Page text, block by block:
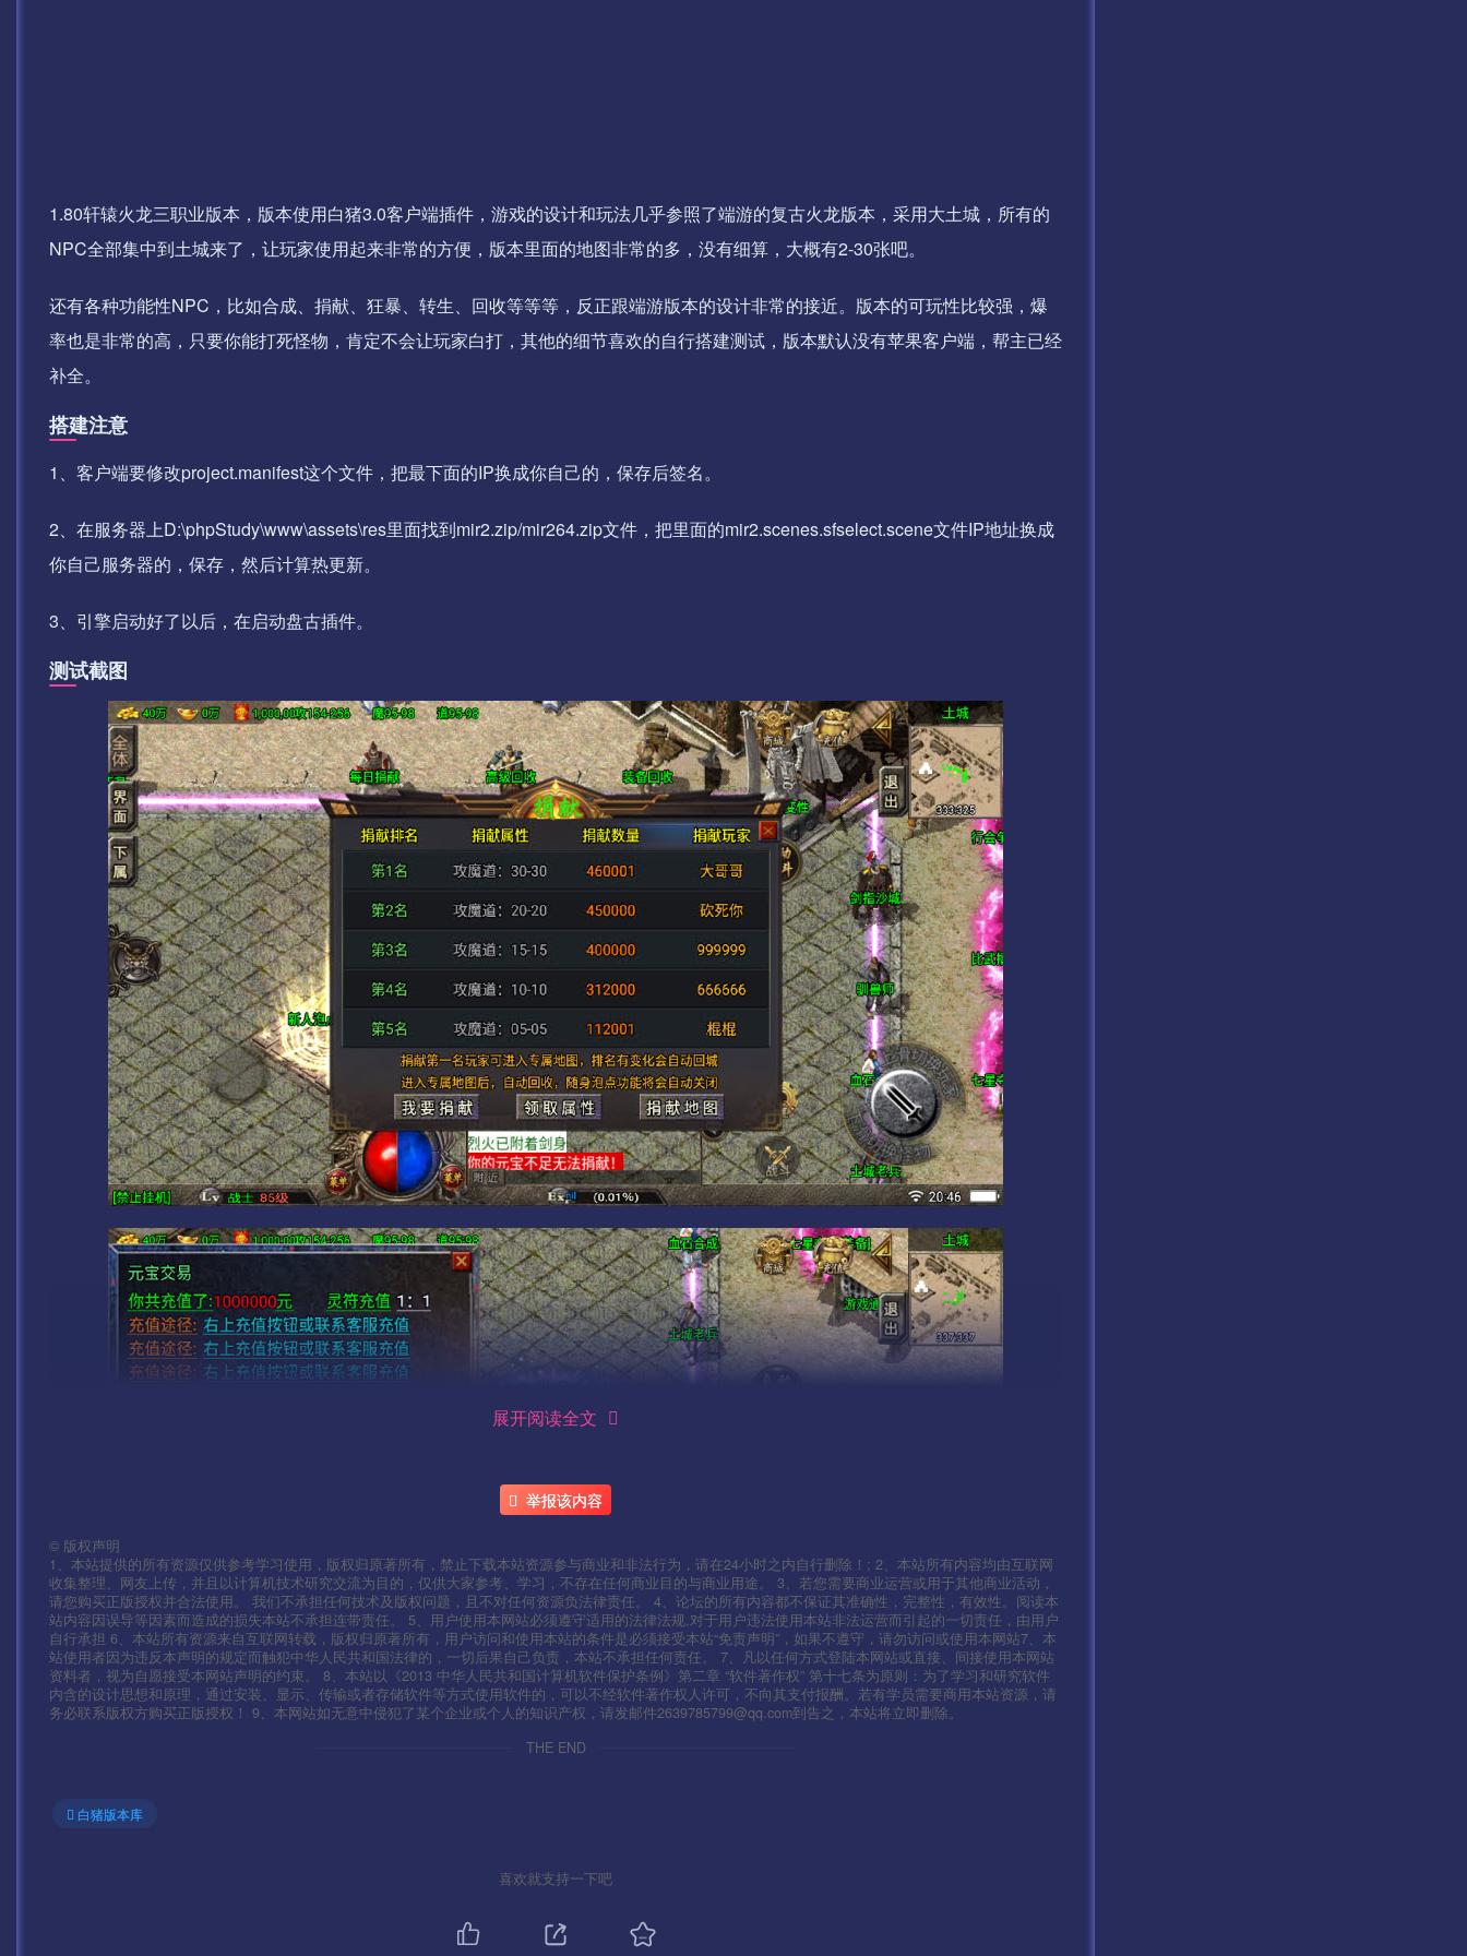
1.80轩辕火龙三职业版本，版本使用白猪3.0客户端插件，游戏的设计和玩法几乎参照了端游的复古火龙版本，采用大土城，所有的
NPC全部集中到土城来了，让玩家使用起来非常的方便，版本里面的地图非常的多，没有细算，大概有2-30张吧。
还有各种功能性NPC，比如合成、捐献、狂暴、转生、回收等等等，反正跟端游版本的设计非常的接近。版本的可玩性比较强，爆
率也是非常的高，只要你能打死怪物，肯定不会让玩家白打，其他的细节喜欢的自行搭建测试，版本默认没有苹果客户端，帮主已经
补全。
搭建注意
1、客户端要修改project.manifest这个文件，把最下面的IP换成你自己的，保存后签名。
2、在服务器上D:\phpStudy\www\assets\res里面找到mir2.zip/mir264.zip文件，把里面的mir2.scenes.sfselect.scene文件IP地址换成
你自己服务器的，保存，然后计算热更新。
3、引擎启动好了以后，在启动盘古插件。
测试截图
展开阅读全文
举报该内容
© 版权声明
1、本站提供的所有资源仅供参考学习使用，版权归原著所有，禁止下载本站资源参与商业和非法行为，请在24小时之内自行删除！; 2、本站所有内容均由互联网
收集整理、网友上传，并且以计算机技术研究交流为目的，仅供大家参考、学习，不存在任何商业目的与商业用途。 3、若您需要商业运营或用于其他商业活动，
请您购买正版授权并合法使用。 我们不承担任何技术及版权问题，且不对任何资源负法律责任。 4、论坛的所有内容都不保证其准确性，完整性，有效性。阅读本
站内容因误导等因素而造成的损失本站不承担连带责任。 5、用户使用本网站必须遵守适用的法律法规,对于用户违法使用本站非法运营而引起的一切责任，由用户
自行承担 6、本站所有资源来自互联网转载，版权归原著所有，用户访问和使用本站的条件是必须接受本站“免责声明”，如果不遵守，请勿访问或使用本网站7、本
站使用者因为违反本声明的规定而触犯中华人民共和国法律的，一切后果自己负责，本站不承担任何责任。 7、凡以任何方式登陆本网站或直接、间接使用本网站
资料者，视为自愿接受本网站声明的约束。 8、本站以《2013 中华人民共和国计算机软件保护条例》第二章 “软件著作权” 第十七条为原则：为了学习和研究软件
内含的设计思想和原理，通过安装、显示、传输或者存储软件等方式使用软件的，可以不经软件著作权人许可，不向其支付报酬。若有学员需要商用本站资源，请
务必联系版权方购买正版授权！ 9、本网站如无意中侵犯了某个企业或个人的知识产权，请发邮件2639785799@qq.com到告之，本站将立即删除。
THE END
白猪版本库
喜欢就支持一下吧